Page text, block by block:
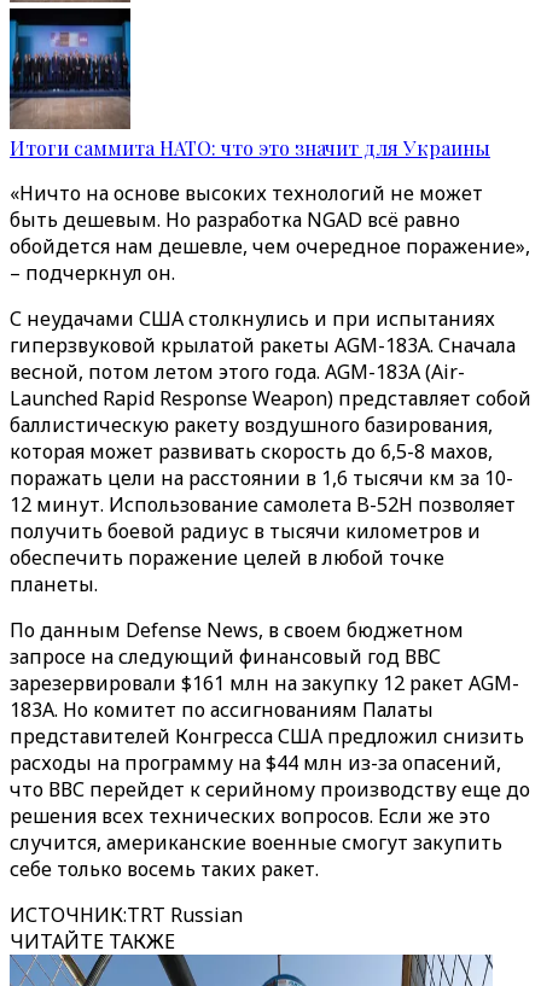
Итоги саммита НАТО: что это значит для Украины
«Ничто на основе высоких технологий не может
быть дешевым. Но разработка NGAD всё равно
обойдется нам дешевле, чем очередное поражение»,
– подчеркнул он.
С неудачами США столкнулись и при испытаниях
гиперзвуковой крылатой ракеты AGM-183A. Сначала
весной, потом летом этого года. AGM-183A (Air-
Launched Rapid Response Weapon) представляет собой
баллистическую ракету воздушного базирования,
которая может развивать скорость до 6,5-8 махов,
поражать цели на расстоянии в 1,6 тысячи км за 10-
12 минут. Использование самолета B-52H позволяет
получить боевой радиус в тысячи километров и
обеспечить поражение целей в любой точке
планеты.
По данным Defense News, в своем бюджетном
запросе на следующий финансовый год ВВС
зарезервировали $161 млн на закупку 12 ракет AGM-
183A. Но комитет по ассигнованиям Палаты
представителей Конгресса США предложил снизить
расходы на программу на $44 млн из-за опасений,
что ВВС перейдет к серийному производству еще до
решения всех технических вопросов. Если же это
случится, американские военные смогут закупить
себе только восемь таких ракет.
ИСТОЧНИК:TRT Russian
ЧИТАЙТЕ ТАКЖЕ